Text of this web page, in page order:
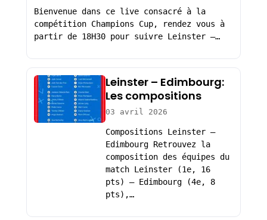
Bienvenue dans ce live consacré à la
compétition Champions Cup, rendez vous à
partir de 18H30 pour suivre Leinster –…
Leinster – Edimbourg:
Les compositions
03 avril 2026
Compositions Leinster –
Edimbourg Retrouvez la
composition des équipes du
match Leinster (1e, 16
pts) – Edimbourg (4e, 8
pts),…